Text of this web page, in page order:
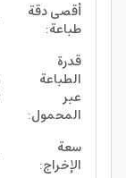
أقصى دقة
طباعة:
قدرة
الطباعة
عبر
المحمول:
سعة
الإخراج: